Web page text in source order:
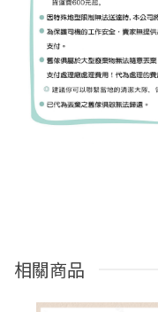
相關商品